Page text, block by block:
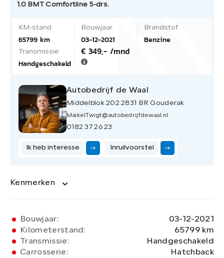
1.0 BMT Comfortline 5-drs.
KM-stand
65799 km
Bouwjaar
03-12-2021
Brandstof
Benzine
Transmissie
Handgeschakeld
€ 349,- /mnd
Autobedrijf de Waal
Middelblok 202 2831 BR Gouderak
MaikelTwigt@autobedrijfdewaal.nl
0182 37 26 23
Ik heb interesse Inruilvoorstel
Kenmerken
Bouwjaar:
03-12-2021
Kilometerstand:
65799 km
Transmissie:
Handgeschakeld
Carrosserie:
Hatchback